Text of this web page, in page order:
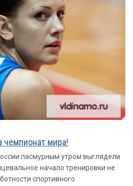
мира!
пасмурным утром выглядели
начало тренировки не
спортивного